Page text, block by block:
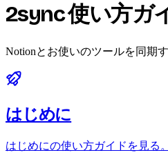
2sync 使い方ガ
Notionとお使いのツールを同期
はじめに
はじめにの使い方ガイドを見る。